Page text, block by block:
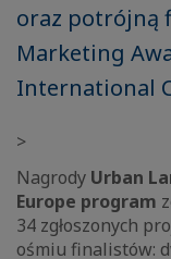
oraz potrójną
Marketing
International
>
Nagrody Urban
Europe program
34 zgłoszonych
ośmiu finalistów: